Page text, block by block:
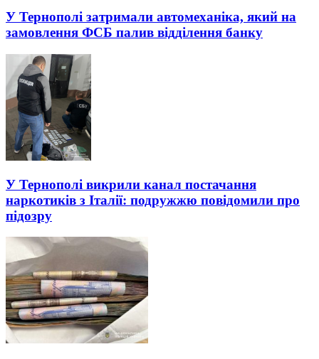
У Тернополі затримали автомеханіка, який на
замовлення ФСБ палив відділення банку
У Тернополі викрили канал постачання
наркотиків з Італії: подружжю повідомили про
підозру